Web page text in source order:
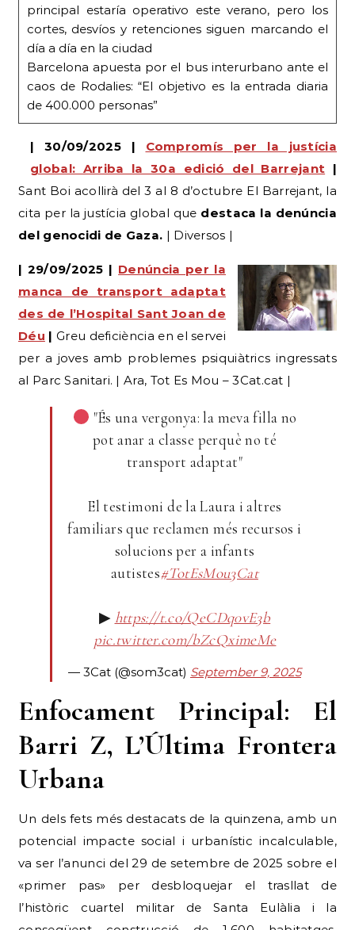
Barcelona apuesta por el bus interurbano ante el
caos de Rodalies: “El objetivo es la entrada diaria
de 400.000 personas”
| 30/09/2025 |Compromís per la justícia
global: Arriba la 30a edició del Barrejant
cita per la justícia global quedestaca la denúncia
del genocidi de Gaza.| Diversos |
| 29/09/2025 |Denúncia per la
manca de transport adaptat
Déu|Greu deficiència en el servei
per a joves amb problemes psiquiàtrics ingressats
al Parc Sanitari. | Ara, Tot Es Mou – 3Cat.cat |
"És una vergonya: la meva filla no
pot anar a classe perquè no té
El testimoni de la Laura i altres
familiars que reclamen més recursos i
autistes#TotEsMou3Cat
https://t.co/QeCDq0vE3b
pic.twitter.com/bZcQximeMe
— 3Cat (@som3cat)September 9, 2025
Enfocament Principal: El
Barri Z, L’Última Frontera
Urbana
Un dels fets més destacats de la quinzena, amb un
potencial impacte social i urbanístic incalculable,
«primer pas» per desbloquejar el trasllat de
l’històric cuartel militar de Santa Eulàlia i la
consegüent construcció de 1.600 habitatges.
Aquesta àrea és coneguda com el Barri Z (o,
històricament, Districte Z).